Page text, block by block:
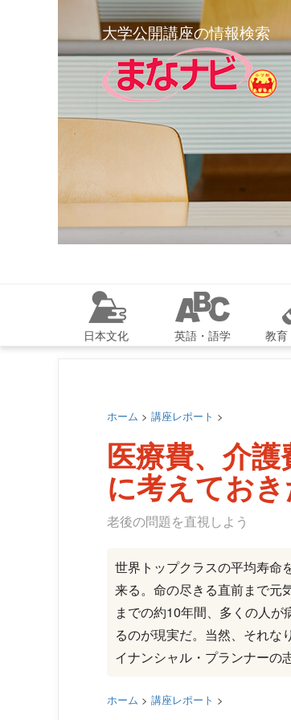
大学公開講座の情報検索
日本文化 英語・語学 教育
ホーム > 講座レポート >
医療費、介
に考えてお
老後の問題を直視しよう
世界トップクラスの平均寿命
来る。命の尽きる直前まで元
までの約10年間、多くの人
るのが現実だ。当然、それな
イナンシャル・プランナーの
ホーム > 講座レポート >